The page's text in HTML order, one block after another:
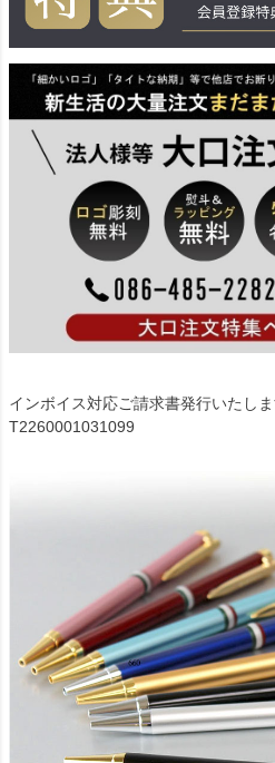
インボイス対応ご請求書発行いた
T2260001031099